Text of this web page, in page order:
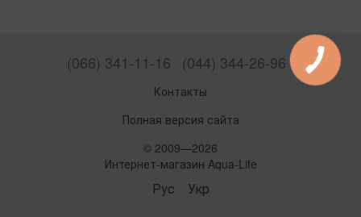
(066) 341-11-16 (044) 344-26-96
Контакты
Полная версия сайта
© 2009—2026
Интернет-магазин Aqua-Life
Рус Укр